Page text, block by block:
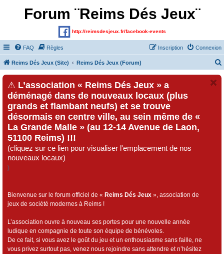
Forum ¨Reims Dés Jeux¨
http://reimsdesjeux.fr/facebook-events
FAQ Règles Connexion
Inscription
Reims Dés Jeux (Site) Reims Dés Jeux (Forum)
⚠ L’association « Reims Dés Jeux » a
déménagé dans de nouveaux locaux (plus
grands et flambant neufs) et se trouve
désormais en centre ville, au sein même de «
La Grande Malle » (au 12-14 Avenue de Laon,
51100 Reims) !!!
(cliquez sur ce lien pour visualiser l'emplacement de nos
nouveaux locaux)
)
Bienvenue sur le forum officiel de « Reims Dés Jeux », association de
jeux de société modernes à Reims !
L’association ouvre à nouveau ses portes pour une nouvelle année
ludique en compagnie de toute son équipe de bénévoles.
De ce fait, si vous avez le goût du jeu et un enthousiasme sans faille, ne
vous privez surtout pas, venez nous rejoindre sans attendre et n’hésitez